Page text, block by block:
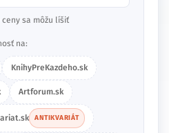
sa môžu líšiť
na:
KnihyPreKazdeho.sk
Artforum.sk
ANTIKVARIÁT